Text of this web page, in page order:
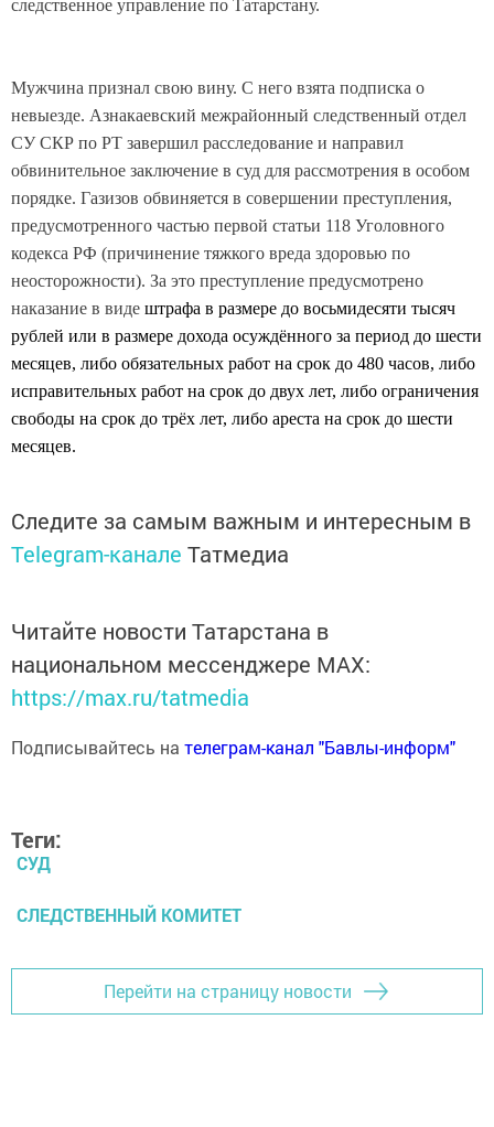
следственное управление по Татарстану.
Мужчина признал свою вину. С него взята подписка о
невыезде. Азнакаевский межрайонный следственный отдел
СУ СКР по РТ завершил расследование и направил
обвинительное заключение в суд для рассмотрения в особом
порядке. Газизов обвиняется в совершении преступления,
предусмотренного частью первой статьи 118 Уголовного
кодекса РФ (причинение тяжкого вреда здоровью по
неосторожности). За это преступление предусмотрено
наказание в виде штрафа в размере до восьмидесяти тысяч
рублей или в размере дохода осуждённого за период до шести
месяцев, либо обязательных работ на срок до 480 часов, либо
исправительных работ на срок до двух лет, либо ограничения
свободы на срок до трёх лет, либо ареста на срок до шести
месяцев.
Следите за самым важным и интересным в
Telegram-канале Татмедиа
Читайте новости Татарстана в
национальном мессенджере MАХ:
https://max.ru/tatmedia
Подписывайтесь на телеграм-канал "Бавлы-информ"
Теги:
СУД
СЛЕДСТВЕННЫЙ КОМИТЕТ
Перейти на страницу новости